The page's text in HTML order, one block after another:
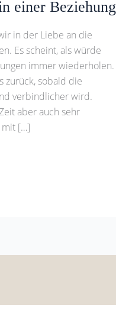
einer Beziehung
in der Liebe an die
Es scheint, als würde
immer wiederholen.
zurück, sobald die
verbindlicher wird.
aber auch sehr
mit […]